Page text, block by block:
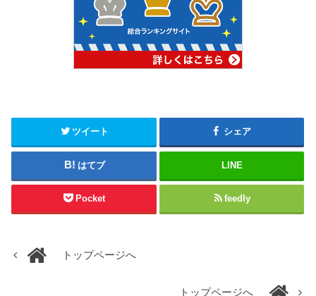
ツイート シェア
はてブ LINE
Pocket feedly
トップページへ
トップページへ